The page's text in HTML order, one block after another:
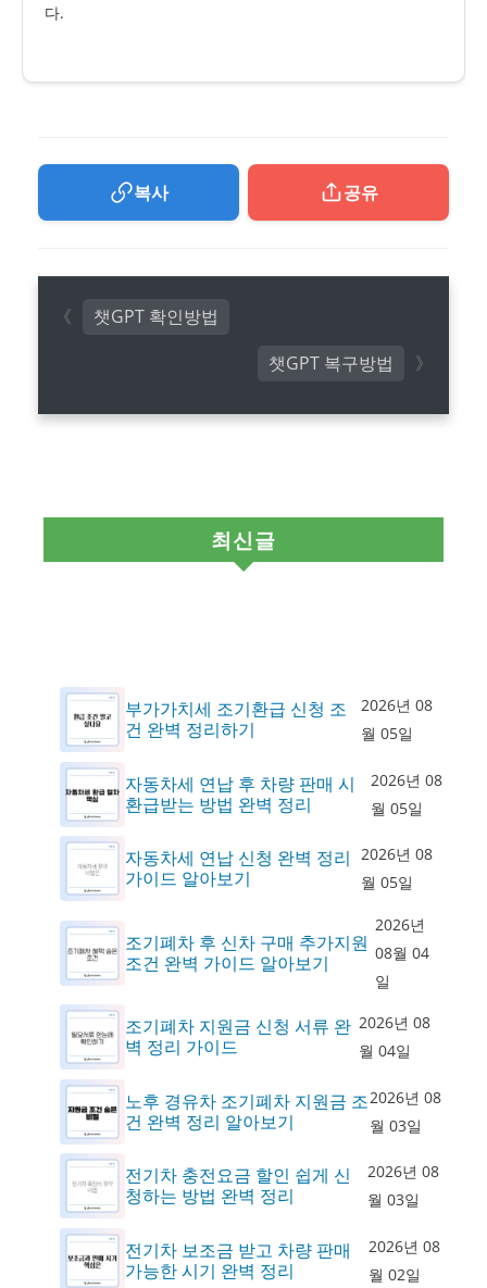
다.
복사 공유
챗GPT 복구방법
챗GPT 확인방법
최신글
부가가치세 조기환급 신청 조
건 완벽 정리하기
2026년 08
월 05일
자동차세 연납 후 차량 판매 시
환급받는 방법 완벽 정리
2026년 08
월 05일
자동차세 연납 신청 완벽 정리
가이드 알아보기
2026년 08
월 05일
조기폐차 후 신차 구매 추가지원
조건 완벽 가이드 알아보기
2026년
08월 04
일
조기폐차 지원금 신청 서류 완
벽 정리 가이드
2026년 08
월 04일
노후 경유차 조기폐차 지원금 조
건 완벽 정리 알아보기
2026년 08
월 03일
전기차 충전요금 할인 쉽게 신
청하는 방법 완벽 정리
2026년 08
월 03일
전기차 보조금 받고 차량 판매
가능한 시기 완벽 정리
2026년 08
월 02일